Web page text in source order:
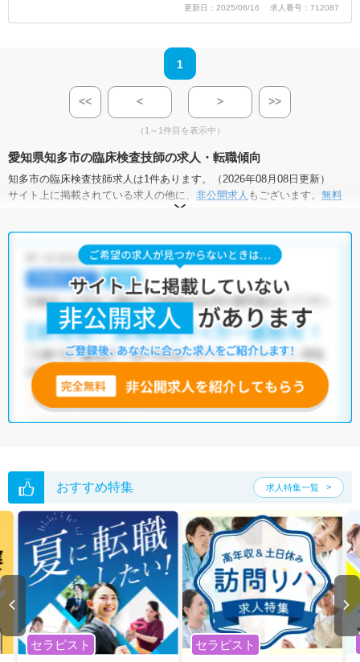
更新日：2025/06/16 求人番号：712087
1
<< < > >>
（1～1件目を表示中）
愛知県知多市の臨床検査技師の求人・転職傾向
知多市の臨床検査技師求人は1件あります。（2026年08月08日更新）
サイト上に掲載されている求人の他に、 非公開求人 もございます。 無料
にお申し込みいただくと、全求人からご希望条件に合
知多市の臨床検査技師求人では以下のような条件が人気です。
積極採用中・住宅手当・補助あり・ 正社員(正職員)
他の条件でも人気の求人がございますので、「こだわり条件」から検索
いただくか、お気軽にお問い合わせください。
全国の臨床検査技師求人から検索いただくことも可能です。
無料転職支援サービスにお申し込みいただくと、ご希望条件をヒアリン
グした上で求人をご提案いたします。
ご希望条件がまだ定まっていない方は
人気の希望条件をピックアップし
た求人特集をぜひご活用ください。
おすすめ特集 求人特集一覧
セラピスト セラピスト